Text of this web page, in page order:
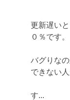
更新遅い
０％です。
バグりな
できない人
す...